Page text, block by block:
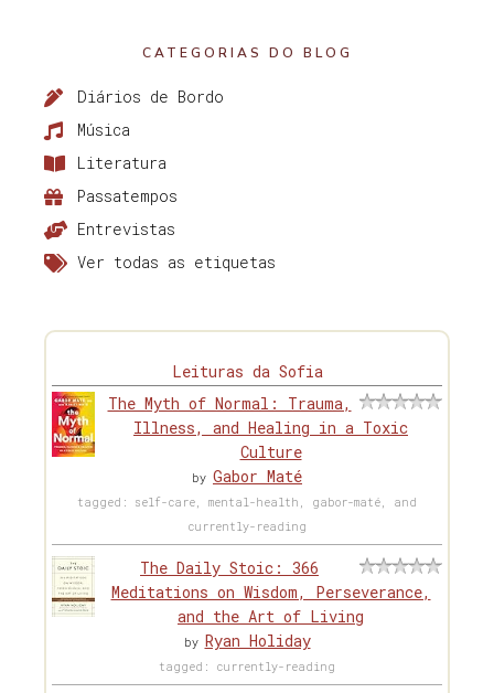
CATEGORIAS DO BLOG
Diários de Bordo
Música
Literatura
Passatempos
Entrevistas
Ver todas as etiquetas
Leituras da Sofia
The Myth of Normal: Trauma,
Illness, and Healing in a Toxic
Culture
by Gabor Maté
tagged: self-care, mental-health, gabor-maté, and
currently-reading
The Daily Stoic: 366
Meditations on Wisdom, Perseverance,
and the Art of Living
by Ryan Holiday
tagged: currently-reading